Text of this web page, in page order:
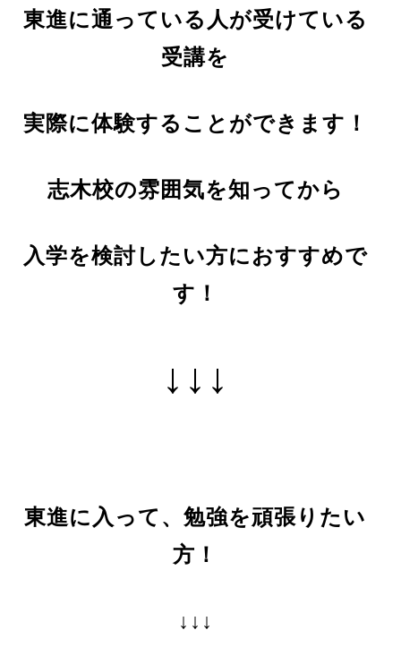
東進に通っている人が受けている
受講を
実際に体験することができます！
志木校の雰囲気を知ってから
入学を検討したい方におすすめで
す！
↓↓↓
東進に入って、勉強を頑張りたい
方！
↓↓↓